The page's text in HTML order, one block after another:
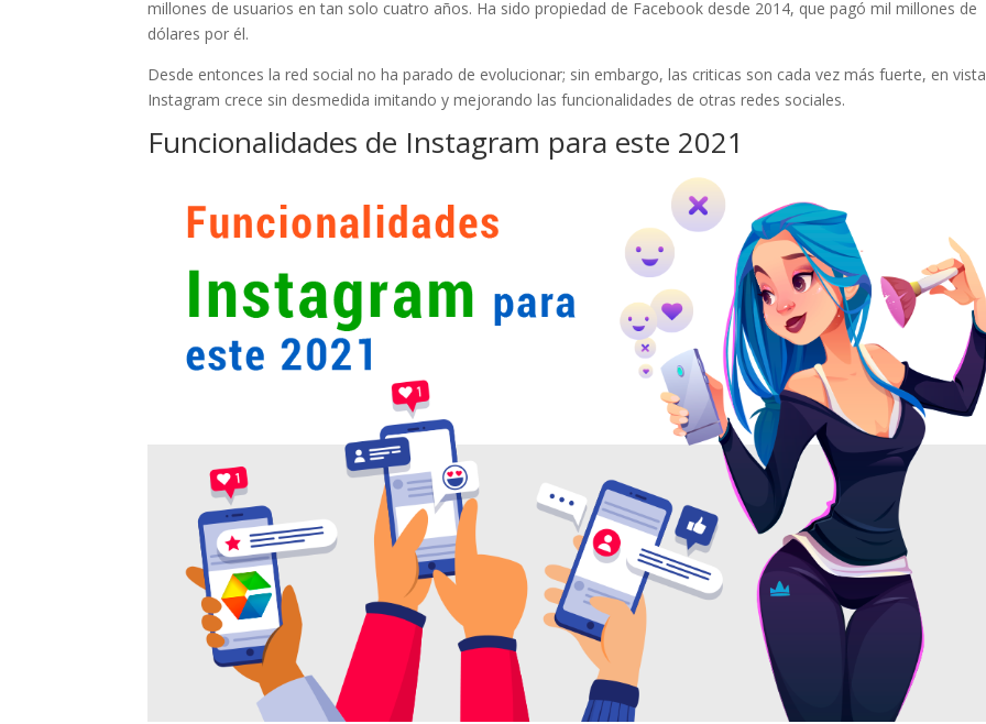
millones de usuarios en tan solo cuatro años. Ha sido propiedad de Facebook desde 2014, que pagó mil millones de
dólares por él.
Desde entonces la red social no ha parado de evolucionar; sin embargo, las criticas son cada vez más fuerte, en
Instagram crece sin desmedida imitando y mejorando las funcionalidades de otras redes sociales.
Funcionalidades de Instagram para este 2021